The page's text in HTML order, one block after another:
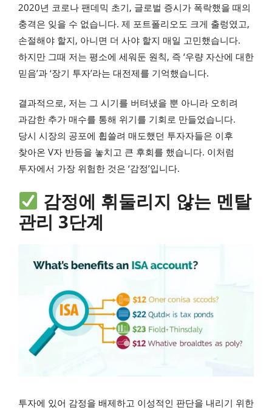
2020년 코로나 팬데믹 초기, 글로벌 증시가 폭락했을 때의
충격은 잊을 수 없습니다. 제 포트폴리오도 크게 출렁였고,
손절해야 할지, 아니면 더 사야 할지 매일 고민했습니다.
하지만 그때 저는 평소에 세워둔 원칙, 즉 ‘우량 자산에 대한
믿음’과 ‘장기 투자’라는 대전제를 기억했습니다.
결과적으로, 저는 그 시기를 버텨냈을 뿐 아니라 오히려
과감한 추가 매수를 통해 위기를 기회로 만들었습니다.
당시 시장의 공포에 휩쓸려 매도했던 투자자들은 이후
찾아온 V자 반등을 놓치고 큰 후회를 했습니다. 이처럼
투자에서 가장 위험한 것은 ‘감정’입니다.
감정에 휘둘리지 않는 멘탈
관리 3단계
투자에 있어 감정을 배제하고 이성적인 판단을 내리기 위한